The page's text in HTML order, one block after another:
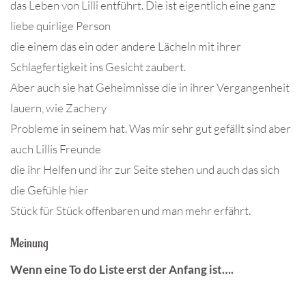
das Leben von Lilli entführt. Die ist eigentlich eine ganz
liebe quirlige Person
die einem das ein oder andere Lächeln mit ihrer
Schlagfertigkeit ins Gesicht zaubert.
Aber auch sie hat Geheimnisse die in ihrer Vergangenheit
lauern, wie Zachery
Probleme in seinem hat. Was mir sehr gut gefällt sind aber
auch Lillis Freunde
die ihr Helfen und ihr zur Seite stehen und auch das sich
die Gefühle hier
Stück für Stück offenbaren und man mehr erfährt.
Meinung
Wenn eine To do Liste erst der Anfang ist….